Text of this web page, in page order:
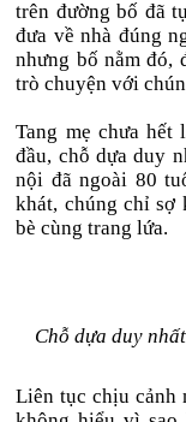
trên đường bố đã
đưa về nhà đúng
nhưng bố nằm đó,
trò chuyện với
Tang mẹ chưa
đầu, chỗ dựa duy
nội đã ngoài 80
khát, chúng chỉ sợ
bè cùng trang lứa.
Chỗ dựa duy
Liên tục chịu cảnh